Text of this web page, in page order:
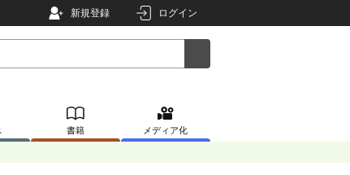
新規登録 ログイン
書籍 メディア化